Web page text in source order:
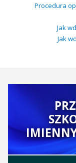
Procedura
Jak
Jak